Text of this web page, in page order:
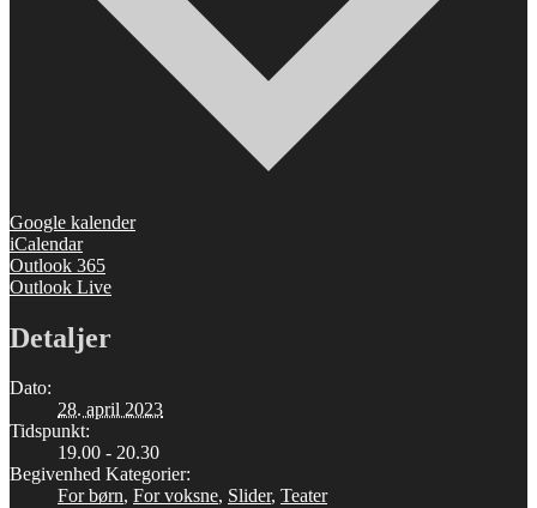
Google kalender
iCalendar
Outlook 365
Outlook Live
Detaljer
Dato:
28. april 2023
Tidspunkt:
19.00 - 20.30
Begivenhed Kategorier:
For børn, For voksne, Slider, Teater